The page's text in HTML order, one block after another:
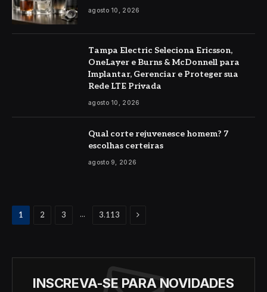
agosto 10, 2026
Tampa Electric Seleciona Ericsson,
OneLayer e Burns & McDonnell para
Implantar, Gerenciar e Proteger sua
Rede LTE Privada
agosto 10, 2026
Qual corte rejuvenesce homem? 7
escolhas certeiras
agosto 9, 2026
1 2 3 ... 3.113 Proximo
INSCREVA-SE PARA NOVIDADES